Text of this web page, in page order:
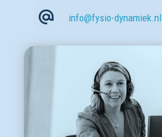
info@fysio-dynamiek.nl